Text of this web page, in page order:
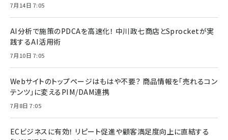
7月14日 7:05
AI分析で施策のPDCAを高速化！ 中川政七商店とSprocketが実
践するAI活用術
7月10日 7:05
Webサイトのトップページはもはや不要？ 商品情報を「売れるコン
テンツ」に変えるPIM/DAM連携
7月8日 7:05
ECビジネスに有効！ リピート促進や顧客満足度向上に直結する